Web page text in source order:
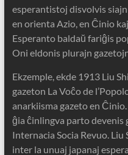
esperantistoj disvolvis
en orienta Azio, en Ĉinio
Esperanto baldaŭ fariĝis
Oni eldonis plurajn
Ekzemple, ekde 1913 Liu
gazeton La Voĉo de
anarkiisma gazeto en
ĝia ĉinlingva parto devenis
Internacia Socia Revuo.
inter la unuaj japanaj